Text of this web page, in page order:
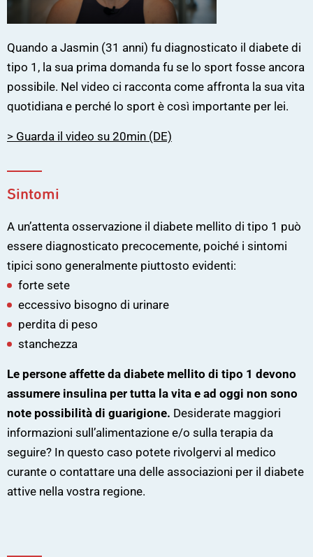
Quando a Jasmin (31 anni) fu diagnosticato il diabete di
tipo 1, la sua prima domanda fu se lo sport fosse ancora
possibile. Nel video ci racconta come affronta la sua vita
quotidiana e perché lo sport è così importante per lei.
> Guarda il video su 20min (DE)
Sintomi
A un’attenta osservazione il diabete mellito di tipo 1 può
essere diagnosticato precocemente, poiché i sintomi
tipici sono generalmente piuttosto evidenti:
forte sete
eccessivo bisogno di urinare
perdita di peso
stanchezza
Le persone affette da diabete mellito di tipo 1 devono
assumere insulina per tutta la vita e ad oggi non sono
note possibilità di guarigione. Desiderate maggiori
informazioni sull’alimentazione e/o sulla terapia da
seguire? In questo caso potete rivolgervi al medico
curante o contattare una delle associazioni per il diabete
attive nella vostra regione.